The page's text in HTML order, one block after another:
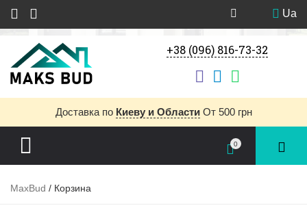
Ua
+38 (096) 816-73-32
Доставка по Киеву и Области От 500 грн
0
MaxBud / Корзина